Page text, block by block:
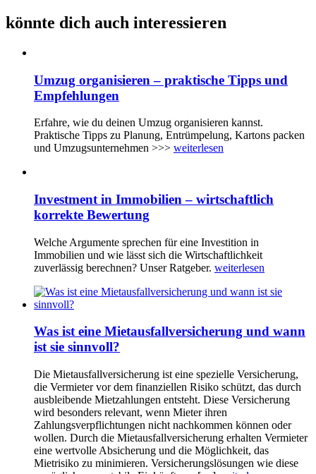
könnte dich auch interessieren
Umzug organisieren – praktische Tipps und
Empfehlungen
Erfahre, wie du deinen Umzug organisieren kannst.
Praktische Tipps zu Planung, Entrümpelung, Kartons packen
und Umzugsunternehmen >>> weiterlesen
Investment in Immobilien – wirtschaftlich
korrekte Bewertung
Welche Argumente sprechen für eine Investition in
Immobilien und wie lässt sich die Wirtschaftlichkeit
zuverlässig berechnen? Unser Ratgeber. weiterlesen
Was ist eine Mietausfallversicherung und wann
ist sie sinnvoll?
Die Mietausfallversicherung ist eine spezielle Versicherung,
die Vermieter vor dem finanziellen Risiko schützt, das durch
ausbleibende Mietzahlungen entsteht. Diese Versicherung
wird besonders relevant, wenn Mieter ihren
Zahlungsverpflichtungen nicht nachkommen können oder
wollen. Durch die Mietausfallversicherung erhalten Vermieter
eine wertvolle Absicherung und die Möglichkeit, das
Mietrisiko zu minimieren. Versicherungslösungen wie diese